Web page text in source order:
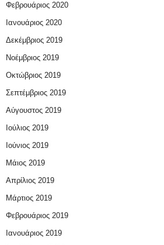
Φεβρουάριος 2020
Ιανουάριος 2020
Δεκέμβριος 2019
Νοέμβριος 2019
Οκτώβριος 2019
Σεπτέμβριος 2019
Αύγουστος 2019
Ιούλιος 2019
Ιούνιος 2019
Μάιος 2019
Απρίλιος 2019
Μάρτιος 2019
Φεβρουάριος 2019
Ιανουάριος 2019